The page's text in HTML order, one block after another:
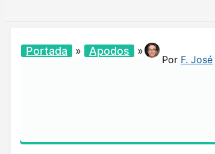
Portada » Apodos »
Por F. José